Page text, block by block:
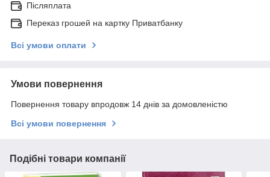
Післяплата
Переказ грошей на картку Приватбанку
Всі умови оплати
Умови повернення
Повернення товару впродовж 14 днів за домовленістю
Всі умови повернення
Подібні товари компанії